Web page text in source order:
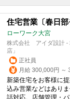
住宅営業〔春日部
ローワーク大宮
株式会社 アイダ設計 -
店」
正社員
月給 300,000円 ～
新築住宅をお客様に
込み営業などはあり
話対応、店舗管理・